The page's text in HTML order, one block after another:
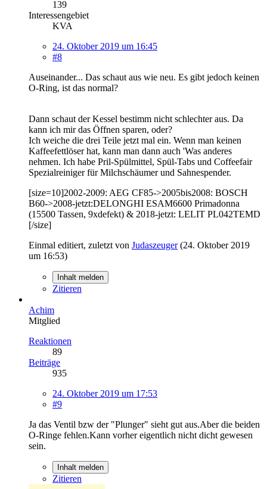
139
Interessengebiet
KVA
24. Oktober 2019 um 16:45
#8
Auseinander... Das schaut aus wie neu. Es gibt jedoch keinen
O-Ring, ist das normal?
Dann schaut der Kessel bestimm nicht schlechter aus. Da
kann ich mir das Öffnen sparen, oder?
Ich weiche die drei Teile jetzt mal ein. Wenn man keinen
Kaffeefettlöser hat, kann man dann auch 'Was anderes
nehmen. Ich habe Pril-Spülmittel, Spül-Tabs und Coffeefair
Spezialreiniger für Milchschäumer und Sahnespender.
[size=10]2002-2009: AEG CF85->2005bis2008: BOSCH
B60->2008-jetzt:DELONGHI ESAM6600 Primadonna
(15500 Tassen, 9xdefekt) & 2018-jetzt: LELIT PL042TEMD
[/size]
Einmal editiert, zuletzt von Judaszeuger(24. Oktober 2019
um 16:53)
Inhalt melden
Zitieren
Achim
Mitglied
Reaktionen
89
Beiträge
935
24. Oktober 2019 um 17:53
#9
Ja das Ventil bzw der "Plunger" sieht gut aus.Aber die beiden
O-Ringe fehlen.Kann vorher eigentlich nicht dicht gewesen
sein.
Inhalt melden
Zitieren